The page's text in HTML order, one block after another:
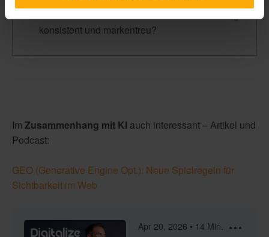
konsistent und markentreu?
Im Zusammenhang mit KI auch interessant – Artikel und
Podcast:
GEO (Generative Engine Opt.): Neue Spielregeln für
Sichtbarkeit im Web
Apr 20, 2026 • 14 Min.